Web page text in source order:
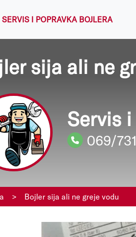
SERVIS I POPRAVKA BOJLERA
sija ali ne
Servis
069/
> Bojler sija ali ne greje vodu